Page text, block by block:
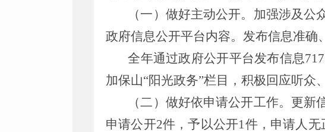
（一）做好主动公开。加强涉及
政府信息公开平台内容。发布信息准确
全年通过政府公开平台发布信息
加保山“阳光政务”栏目，积极回应听众
（二）做好依申请公开工作。更
申请公开2件，予以公开1件，申请人